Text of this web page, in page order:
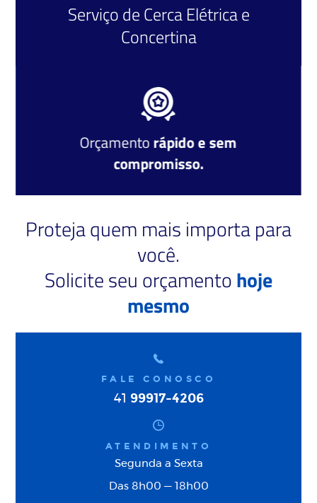
Serviço deCerca Elétricae
Concertina
Orçamentorápido e sem
compromisso.
Proteja quem mais importa para
você.
Solicite seu orçamentohoje
mesmo
FALE CONOSCO
41 99917-4206
ATENDIMENTO
Segunda a Sexta
Das 8h00 — 18h00